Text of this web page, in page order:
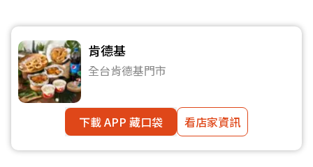
肯德基
全台肯德基門市
下載 APP 藏口袋 看店家資訊